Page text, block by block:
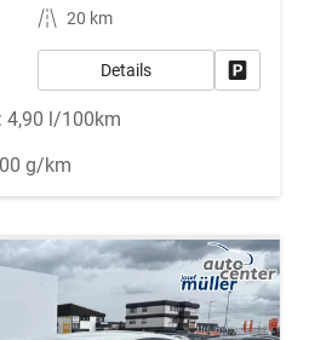
Kilometerstand 20 km
Details
4,90 l/100km
g/km